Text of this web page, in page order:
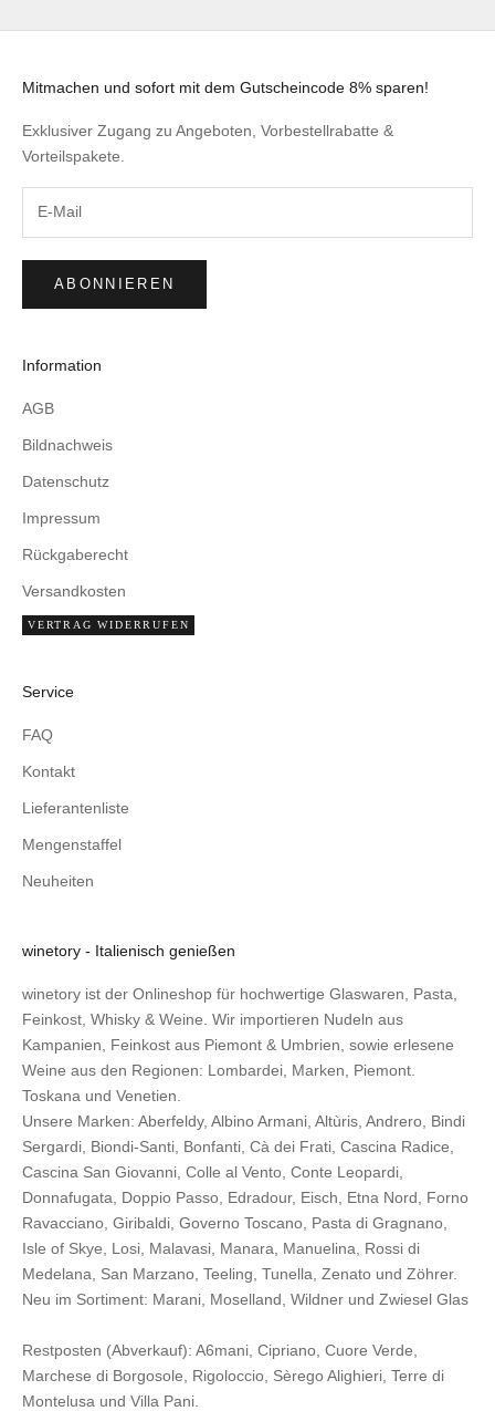
Mitmachen und sofort mit dem Gutscheincode 8% sparen!
Exklusiver Zugang zu Angeboten, Vorbestellrabatte &
Vorteilspakete.
ABONNIEREN
Information
AGB
Bildnachweis
Datenschutz
Impressum
Rückgaberecht
Versandkosten
VERTRAG WIDERRUFEN
Service
FAQ
Kontakt
Lieferantenliste
Mengenstaffel
Neuheiten
winetory - Italienisch genießen
winetory ist der Onlineshop für hochwertige Glaswaren, Pasta,
Feinkost, Whisky & Weine. Wir importieren Nudeln aus
Kampanien, Feinkost aus Piemont & Umbrien, sowie erlesene
Weine aus den Regionen: Lombardei, Marken, Piemont.
Toskana und Venetien.
Unsere Marken: Aberfeldy, Albino Armani Altùris Andrero Bindi
Sergardi Biondi-Santi Bonfanti Cà dei Frati Cascina Radice
Cascina San Giovanni Colle al Vento Conte Leopardi
Donnafugata
Doppio Passo Edradour, Eisch Etna Nord
Forno
Ravacciano Giribaldi Governo Toscano Pasta di Gragnano
Isle of Skye
Losi Malavasi Manara Manuelina
Rossi di
Medelana
San Marzano Teeling Tunella Zenato und Zöhrer.
Neu im Sortiment: Marani, Moselland Wildner und Zwiesel Glas
Restposten (Abverkauf): A6mani Cipriano Cuore Verde
Marchese di Borgosole
Rigoloccio Sèrego Alighieri Terre di
Montelusa und Villa Pani